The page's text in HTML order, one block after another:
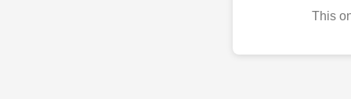
This